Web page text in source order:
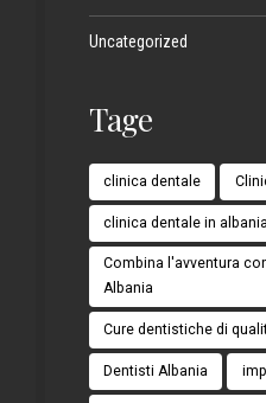
Uncategorized
Tage
clinica dentale
clinica dentale in albania
Combina l'avventura
Albania
Cure dentistiche di
Dentisti Albania